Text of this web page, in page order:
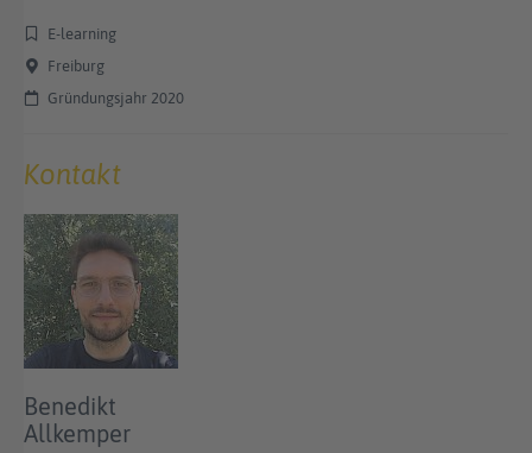
E-learning
Freiburg
Gründungsjahr 2020
Kontakt
Benedikt
Allkemper